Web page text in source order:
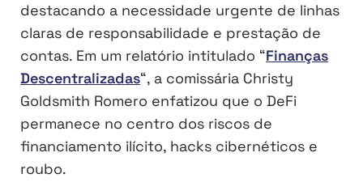
destacando a necessidade urgente de linhas
claras de responsabilidade e prestação de
contas. Em um relatório intitulado “Finanças
Descentralizadas“, a comissária Christy
Goldsmith Romero enfatizou que o DeFi
permanece no centro dos riscos de
financiamento ilícito, hacks cibernéticos e
roubo.